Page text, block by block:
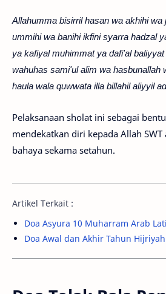
Allahumma bisirril hasan wa akhihi wa
ummihi wa banihi ikfini syarra hadzal
ya kafiyal muhimmat ya dafi'al
wahuhas sami'ul alim wa hasbunallah
haula wala quwwata illa billahil aliyyil
Pelaksanaan sholat ini sebagai
mendekatkan diri kepada Allah
bahaya sekama setahun.
Artikel Terkait :
Doa Asyura 10 Muharram Arab
Doa Awal dan Akhir Tahun